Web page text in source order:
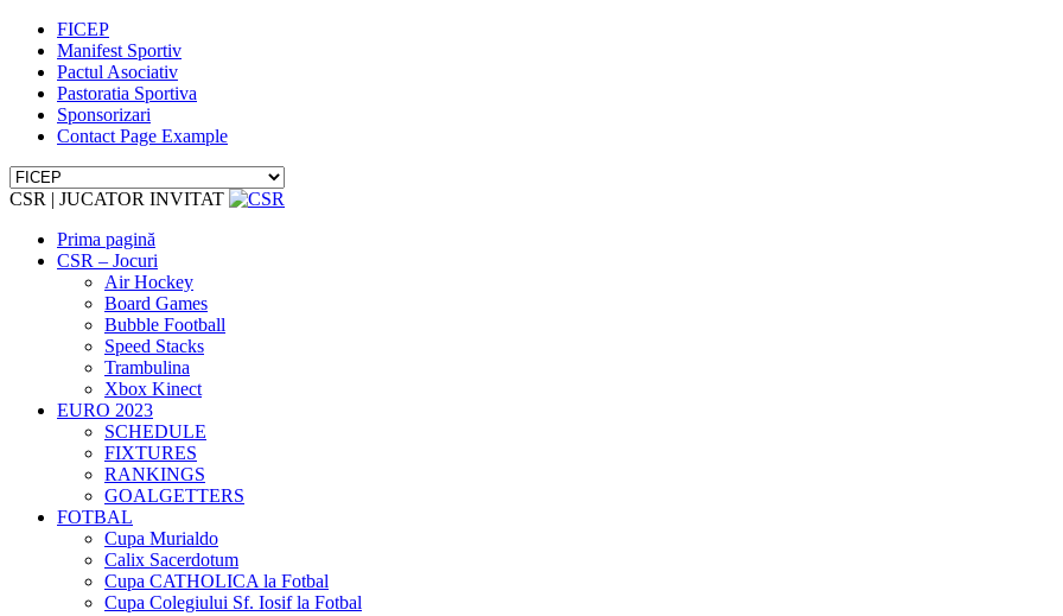
FICEP
Manifest Sportiv
Pactul Asociativ
Pastoratia Sportiva
Sponsorizari
Contact Page Example
CSR | JUCATOR INVITAT
Prima pagină
CSR – Jocuri
Air Hockey
Board Games
Bubble Football
Speed Stacks
Trambulina
Xbox Kinect
EURO 2023
SCHEDULE
FIXTURES
RANKINGS
GOALGETTERS
FOTBAL
Cupa Murialdo
Calix Sacerdotum
Cupa CATHOLICA la Fotbal
Cupa Colegiului Sf. Iosif la Fotbal